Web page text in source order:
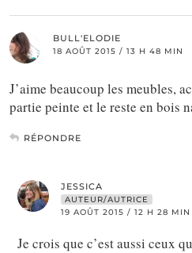
BULL'ELODIE
18 AOÛT 2015 / 13 H 48 MIN
J’aime beaucoup les meubles,
partie peinte et le reste en bois
RÉPONDRE
JESSICA
AUTEUR/AUTRICE
19 AOÛT 2015 / 12 H 28 MIN
Je crois que c’est aussi ceux